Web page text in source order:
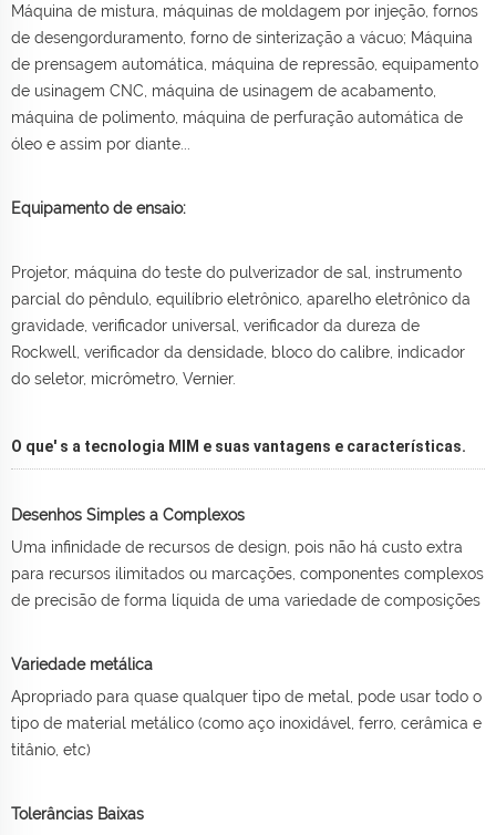
Máquina de mistura, máquinas de moldagem por injeção, fornos
de desengorduramento, forno de sinterização a vácuo; Máquina
de prensagem automática, máquina de repressão, equipamento
de usinagem CNC, máquina de usinagem de acabamento,
máquina de polimento, máquina de perfuração automática de
óleo e assim por diante...
Equipamento de ensaio:
Projetor, máquina do teste do pulverizador de sal, instrumento
parcial do pêndulo, equilíbrio eletrônico, aparelho eletrônico da
gravidade, verificador universal, verificador da dureza de
Rockwell, verificador da densidade, bloco do calibre, indicador
do seletor, micrômetro, Vernier.
O que' s a tecnologia MIM e suas vantagens e características.
Desenhos Simples a Complexos
Uma infinidade de recursos de design, pois não há custo extra
para recursos ilimitados ou marcações, componentes complexos
de precisão de forma líquida de uma variedade de composições
Variedade metálica
Apropriado para quase qualquer tipo de metal, pode usar todo o
tipo de material metálico (como aço inoxidável, ferro, cerâmica e
titânio, etc)
Tolerâncias Baixas